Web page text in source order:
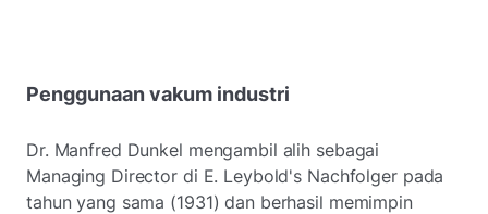
Penggunaan vakum industri
Dr. Manfred Dunkel mengambil alih sebagai
Managing Director di E. Leybold's Nachfolger pada
tahun yang sama (1931) dan berhasil memimpin